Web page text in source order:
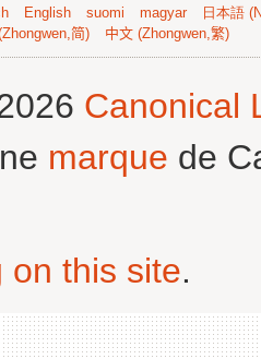
English suomi magyar
日本語
简) 中文 (Zhongwen,繁)
Canonical
marque de
on this site.